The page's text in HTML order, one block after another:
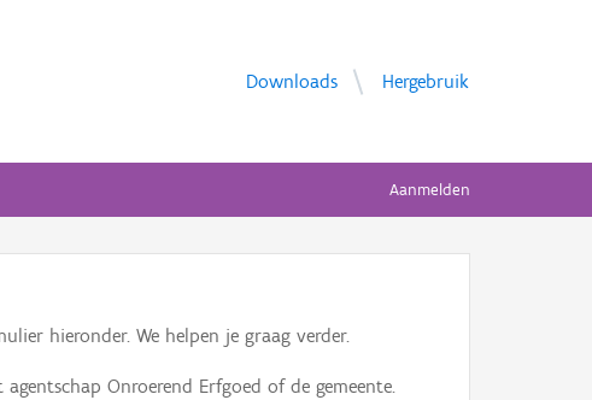
Downloads Hergebruik
Aanmelden
hieronder. We helpen je graag verder.
Onroerend Erfgoed of de gemeente.